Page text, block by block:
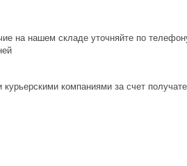
на нашем складе уточняйте по
компаниями за счет